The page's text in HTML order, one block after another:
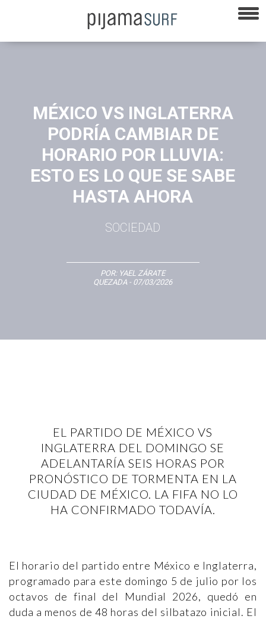
MÉXICO VS INGLATERRA
PODRÍA CAMBIAR DE
HORARIO POR LLUVIA:
ESTO ES LO QUE SE SABE
HASTA AHORA
SOCIEDAD
POR: YAEL ZÁRATE
QUEZADA - 07/03/2026
EL PARTIDO DE MÉXICO VS
INGLATERRA DEL DOMINGO SE
ADELANTARÍA SEIS HORAS POR
PRONÓSTICO DE TORMENTA EN LA
CIUDAD DE MÉXICO. LA FIFA NO LO
HA CONFIRMADO TODAVÍA.
El horario del partido entre México e Inglaterra,
programado para este domingo 5 de julio por los
octavos de final del Mundial 2026, quedó en
duda a menos de 48 horas del silbatazo inicial. El